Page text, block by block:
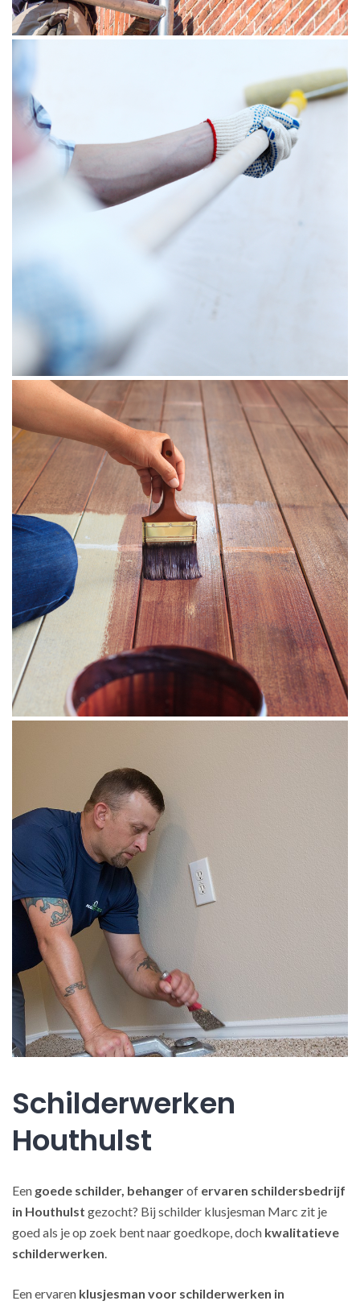
Schilderwerken
Houthulst
Een goede schilder, behangerof ervaren schildersbedrijf
in Houthulst gezocht? Bij schilder klusjesman Marc zit je
goed als je op zoek bent naar goedkope, doch kwalitatieve
schilderwerken.
Een ervaren klusjesman voor schilderwerken in